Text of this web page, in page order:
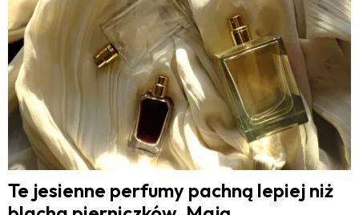
Te jesienne perfumy pachną lepiej niż